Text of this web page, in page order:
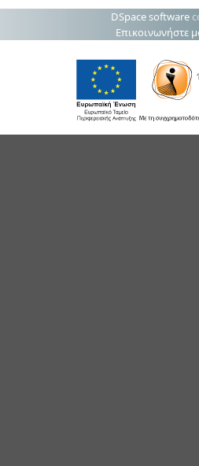
DSpace software
Επικοινωνήστε